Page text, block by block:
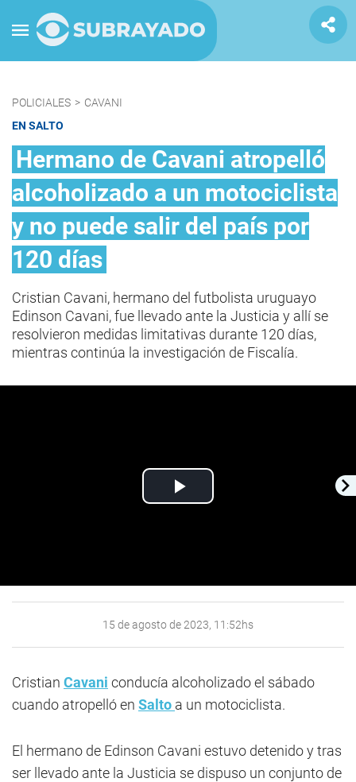
POLICIALES > CAVANI
EN SALTO
Hermano de Cavani atropelló
alcoholizado a un motociclista
y no puede salir del país por
120 días
Cristian Cavani, hermano del futbolista uruguayo
Edinson Cavani, fue llevado ante la Justicia y allí se
resolvieron medidas limitativas durante 120 días,
mientras continúa la investigación de Fiscalía.
Play
15 de agosto de 2023, 11:52hs
Cristian Cavani conducía alcoholizado el sábado
cuando atropelló en Salto a un motociclista.
El hermano de Edinson Cavani estuvo detenido y tras
ser llevado ante la Justicia se dispuso un conjunto de